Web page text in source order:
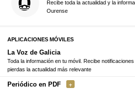
Recibe toda la actualidad y la
Ourense
APLICACIONES MÓVILES
La Voz de Galicia
Toda la información en tu móvil. Recibe
pierdas la actualidad más relevante
Periódico en PDF